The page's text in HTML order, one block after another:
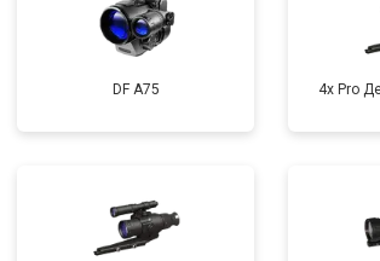
DF A75
4x Pro